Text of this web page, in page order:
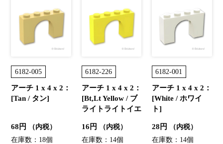
6182-005
アーチ 1 x 4 x 2：
[Tan / タン]
68円
（内税）
在庫数：18個
6182-226
アーチ 1 x 4 x 2：
[Bt,Lt Yellow / ブ
ライトライトイエ
16円
（内税）
在庫数：14個
6182-001
アーチ 1 x 4 x 2：
[White / ホワイ
ト]
28円
（内税）
在庫数：14個